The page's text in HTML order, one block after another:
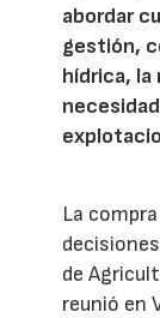
abordar
gestión,
hídrica, la
La
de
reunió en